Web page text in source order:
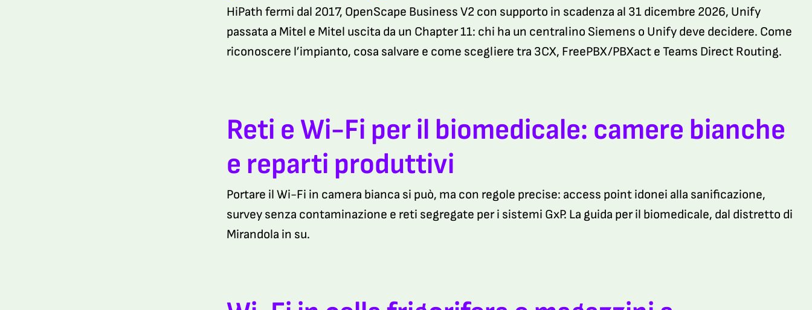
HiPath fermi dal 2017, OpenScape Business V2 con supporto in scadenza al 31 dicembre 2026, Unify
passata a Mitel e Mitel uscita da un Chapter 11: chi ha un centralino Siemens o Unify deve decidere. Come
riconoscere l’impianto, cosa salvare e come scegliere tra 3CX, FreePBX/PBXact e Teams Direct Routing.
Reti e Wi-Fi per il biomedicale: camere bianche
e reparti produttivi
Portare il Wi-Fi in camera bianca si può, ma con regole precise: access point idonei alla sanificazione,
survey senza contaminazione e reti segregate per i sistemi GxP. La guida per il biomedicale, dal distretto di
Mirandola in su.